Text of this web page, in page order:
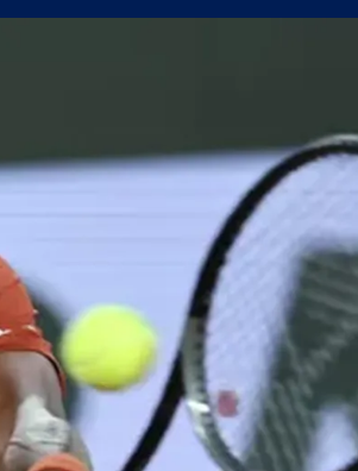
лига между Нефтохимик и Ботев Пловдив II